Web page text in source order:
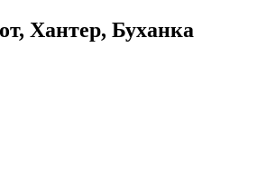
Хантер, Буханка